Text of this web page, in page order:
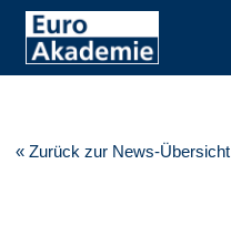
« Zurück zur News-Übersicht